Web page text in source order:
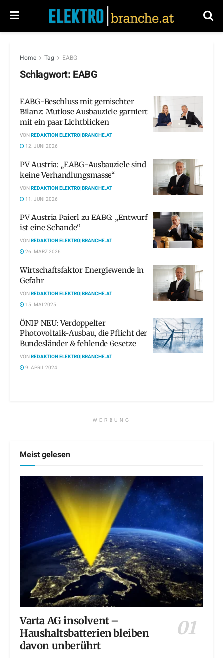
Home Tag EABG
Schlagwort: EABG
EABG-Beschluss mit gemischter
Bilanz: Mutlose Ausbauziele garniert
mit ein paar Lichtblicken
VONREDAKTION ELEKTRO|BRANCHE.AT
12. JUNI 2026
PV Austria: „EABG-Ausbauziele sind
keine Verhandlungsmasse“
VONREDAKTION ELEKTRO|BRANCHE.AT
11. JUNI 2026
PV Austria Paierl zu EABG: „Entwurf
ist eine Schande“
VONREDAKTION ELEKTRO|BRANCHE.AT
26. MÄRZ 2026
Wirtschaftsfaktor Energiewende in
Gefahr
VONREDAKTION ELEKTRO|BRANCHE.AT
15. MAI 2025
ÖNIP NEU: Verdoppelter
Photovoltaik-Ausbau, die Pflicht der
Bundesländer & fehlende Gesetze
VONREDAKTION ELEKTRO|BRANCHE.AT
9. APRIL 2024
WERBUNG
Meist gelesen
Varta AG insolvent –
Haushaltsbatterien bleiben
davon unberührt